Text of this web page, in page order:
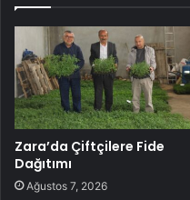
Zara’da Çiftçilere Fide
Dağıtımı
Ağustos 7, 2026